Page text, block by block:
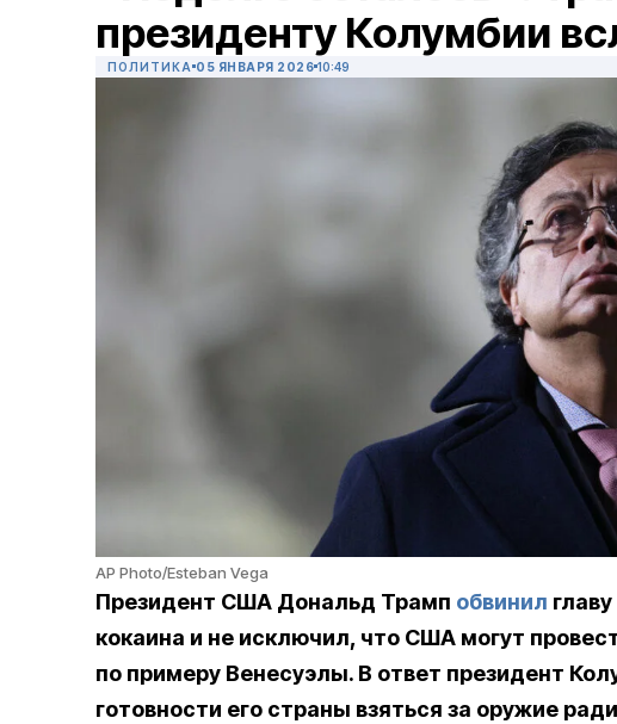
президенту Колумбии
ПОЛИТИКА 05 ЯНВАРЯ 2026 10:49
AP Photo/Esteban Vega
Президент США Дональд Трамп обвинил
кокаина и не исключил, что США могут
по примеру Венесуэлы. В ответ президент
готовности его страны взяться за оружие